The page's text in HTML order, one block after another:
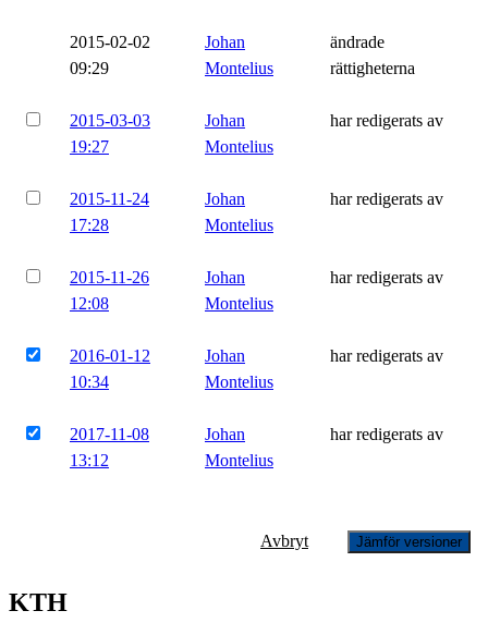
2015-02-02
09:29
Johan
Montelius
ändrade
rättigheterna
2015-03-03
19:27
Johan
Montelius
har redigerats av
2015-11-24
17:28
Johan
Montelius
har redigerats av
2015-11-26
12:08
Johan
Montelius
har redigerats av
2016-01-12
10:34
Johan
Montelius
har redigerats av
2017-11-08
13:12
Johan
Montelius
har redigerats av
Avbryt Jämför versioner
KTH